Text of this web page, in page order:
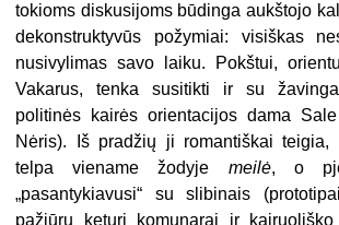
tokioms diskusijoms būdinga aukštojo
dekonstruktyvūs požymiai: visiškas
nusivylimas savo laiku. Pokštui,
Vakarus, tenka susitikti ir su
politinės kairės orientacijos dama
Nėris). Iš pradžių ji romantiškai teigia,
telpa viename žodyje meilė, o
„pasantykiavusi“ su slibinais
pažiūrų keturi komunarai ir kairuoliško